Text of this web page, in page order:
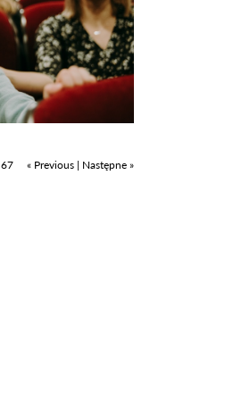
« Previous | Następne »